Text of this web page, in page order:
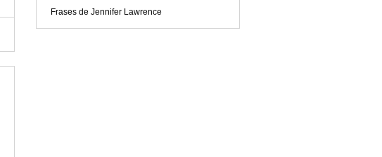
Frases de Jennifer Lawrence